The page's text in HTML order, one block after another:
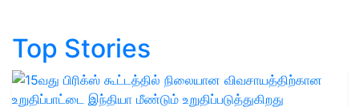
Top Stories